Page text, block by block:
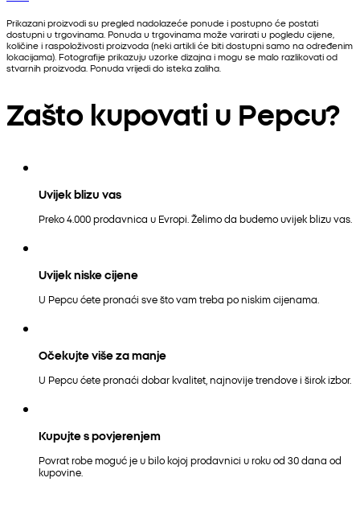
Prikazani proizvodi su pregled nadolazeće ponude i postupno će postati
dostupni u trgovinama. Ponuda u trgovinama može varirati u pogledu cijene,
količine i raspoloživosti proizvoda (neki artikli će biti dostupni samo na određenim
lokacijama). Fotografije prikazuju uzorke dizajna i mogu se malo razlikovati od
stvarnih proizvoda. Ponuda vrijedi do isteka zaliha.
Zašto kupovati u Pepcu?
Uvijek blizu vas
Preko 4.000 prodavnica u Evropi. Želimo da budemo uvijek blizu vas.
Uvijek niske cijene
U Pepcu ćete pronaći sve što vam treba po niskim cijenama.
Očekujte više za manje
U Pepcu ćete pronaći dobar kvalitet, najnovije trendove i širok izbor.
Kupujte s povjerenjem
Povrat robe moguć je u bilo kojoj prodavnici u roku od 30 dana od
kupovine.